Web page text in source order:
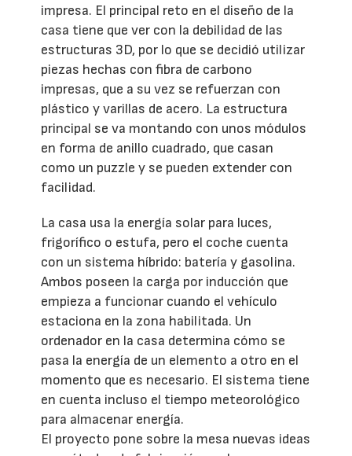
impresa. El principal reto en el diseño de la
casa tiene que ver con la debilidad de las
estructuras 3D, por lo que se decidió utilizar
piezas hechas con fibra de carbono
impresas, que a su vez se refuerzan con
plástico y varillas de acero. La estructura
principal se va montando con unos módulos
en forma de anillo cuadrado, que casan
como un puzzle y se pueden extender con
facilidad.
La casa usa la energía solar para luces,
frigorífico o estufa, pero el coche cuenta
con un sistema híbrido: batería y gasolina.
Ambos poseen la carga por inducción que
empieza a funcionar cuando el vehículo
estaciona en la zona habilitada. Un
ordenador en la casa determina cómo se
pasa la energía de un elemento a otro en el
momento que es necesario. El sistema tiene
en cuenta incluso el tiempo meteorológico
para almacenar energía.
El proyecto pone sobre la mesa nuevas ideas